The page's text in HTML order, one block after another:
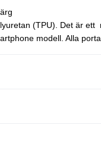
(TPU). Det är
modell. Alla